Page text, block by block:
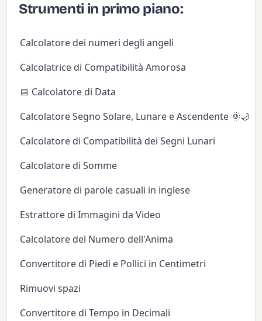
Strumenti in primo piano:
Calcolatore dei numeri degli angeli
Calcolatrice di Compatibilità Amorosa
📅 Calcolatore di Data
Calcolatore Segno Solare, Lunare e Ascendente 🌞🌙✨
Calcolatore di Compatibilità dei Segni Lunari
Calcolatore di Somme
Generatore di parole casuali in inglese
Estrattore di Immagini da Video
Calcolatore del Numero dell'Anima
Convertitore di Piedi e Pollici in Centimetri
Rimuovi spazi
Convertitore di Tempo in Decimali